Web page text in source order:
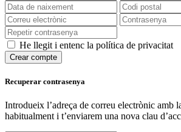
He llegit i entenc la política de privacitat
Crear compte
Recuperar contrasenya
Introdueix l’adreça de correu electrònic amb
habitualment i t’enviarem una nova clau